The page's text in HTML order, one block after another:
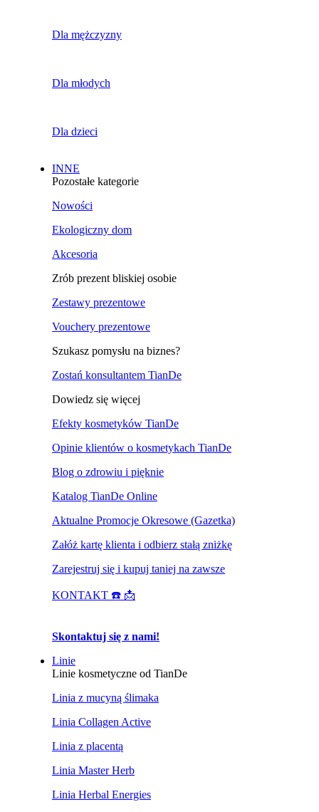
Dla mężczyzny
Dla młodych
Dla dzieci
INNE
Pozostałe kategorie
Nowości
Ekologiczny dom
Akcesoria
Zrób prezent bliskiej osobie
Zestawy prezentowe
Vouchery prezentowe
Szukasz pomysłu na biznes?
Zostań konsultantem TianDe
Dowiedz się więcej
Efekty kosmetyków TianDe
Opinie klientów o kosmetykach TianDe
Blog o zdrowiu i pięknie
Katalog TianDe Online
Aktualne Promocje Okresowe (Gazetka)
Załóż kartę klienta i odbierz stałą zniżkę
Zarejestruj się i kupuj taniej na zawsze
KONTAKT ☎️ 📩
Skontaktuj się z nami!
Linie
Linie kosmetyczne od TianDe
Linia z mucyną ślimaka
Linia Collagen Active
Linia z placentą
Linia Master Herb
Linia Herbal Energies